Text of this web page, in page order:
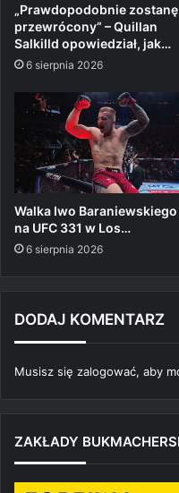
„Prawdopodobnie zostanę
przewrócony” – Quillan
Salkilld opowiedział, jak…
6 sierpnia 2026
Walka Iwo Baraniewskiego
na UFC 331 w Los…
6 sierpnia 2026
DODAJ KOMENTARZ
Musisz się zalogować, aby
ZAKŁADY